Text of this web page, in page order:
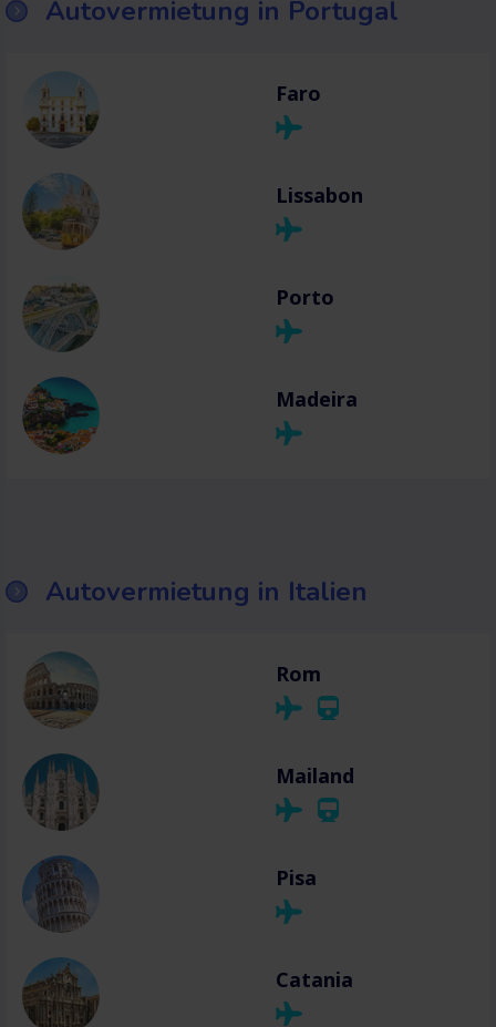
Autovermietung in Portugal
Faro
Lissabon
Porto
Madeira
Autovermietung in Italien
Rom
Mailand
Pisa
Catania